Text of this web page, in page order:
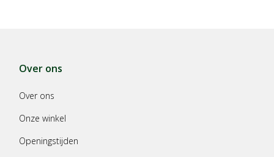
Over ons
Over ons
Onze winkel
Openingstijden